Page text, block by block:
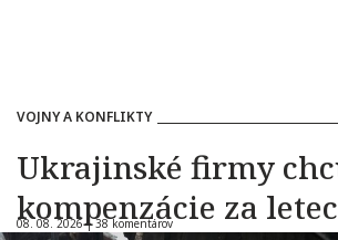
VOJNY A KONFLIKTY
Ukrajinské firmy
kompenzácie za
08. 08. 2026 |38 komentárov